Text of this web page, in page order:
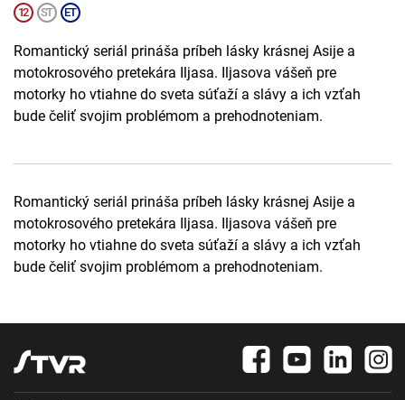
Romantický seriál prináša príbeh lásky krásnej Asije a
motokrosového pretekára Iljasa. Iljasova vášeň pre
motorky ho vtiahne do sveta súťaží a slávy a ich vzťah
bude čeliť svojim problémom a prehodnoteniam.
Romantický seriál prináša príbeh lásky krásnej Asije a
motokrosového pretekára Iljasa. Iljasova vášeň pre
motorky ho vtiahne do sveta súťaží a slávy a ich vzťah
bude čeliť svojim problémom a prehodnoteniam.